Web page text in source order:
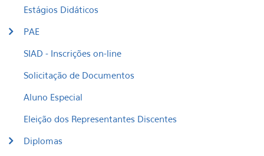
Estágios Didáticos
PAE
SIAD - Inscrições on-line
Solicitação de Documentos
Aluno Especial
Eleição dos Representantes Discentes
Diplomas